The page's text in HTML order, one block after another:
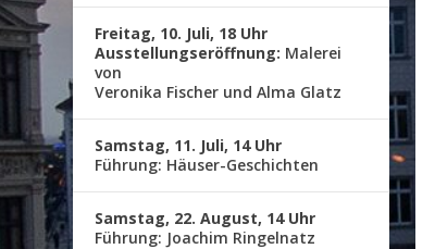
Freitag, 10. Juli, 18 Uhr
Ausstellungseröffnung: Malerei
von
Veronika Fischer und Alma Glatz
Samstag, 11. Juli, 14 Uhr
Führung: Häuser-Geschichten
Samstag, 22. August, 14 Uhr
Führung: Joachim Ringelnatz